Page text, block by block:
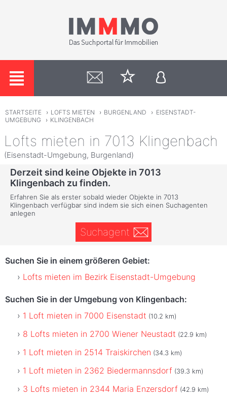
STARTSEITE › LOFTS MIETEN › BURGENLAND › EISENSTADT-
UMGEBUNG
› KLINGENBACH
Lofts mieten in 7013 Klingenbach
(Eisenstadt-Umgebung, Burgenland)
Derzeit sind keine Objekte in 7013
Klingenbach zu finden.
Erfahren Sie als erster sobald wieder Objekte in 7013
Klingenbach verfügbar sind indem sie sich einen Suchagenten
anlegen
Suchagent
Suchen Sie in einem größeren Gebiet:
Lofts mieten im Bezirk Eisenstadt-Umgebung
Suchen Sie in der Umgebung von Klingenbach:
1 Loft mieten in 7000 Eisenstadt (10.2 km)
8 Lofts mieten in 2700 Wiener Neustadt (22.9 km)
1 Loft mieten in 2514 Traiskirchen (34.3 km)
1 Loft mieten in 2362 Biedermannsdorf (39.3 km)
3 Lofts mieten in 2344 Maria Enzersdorf (42.9 km)